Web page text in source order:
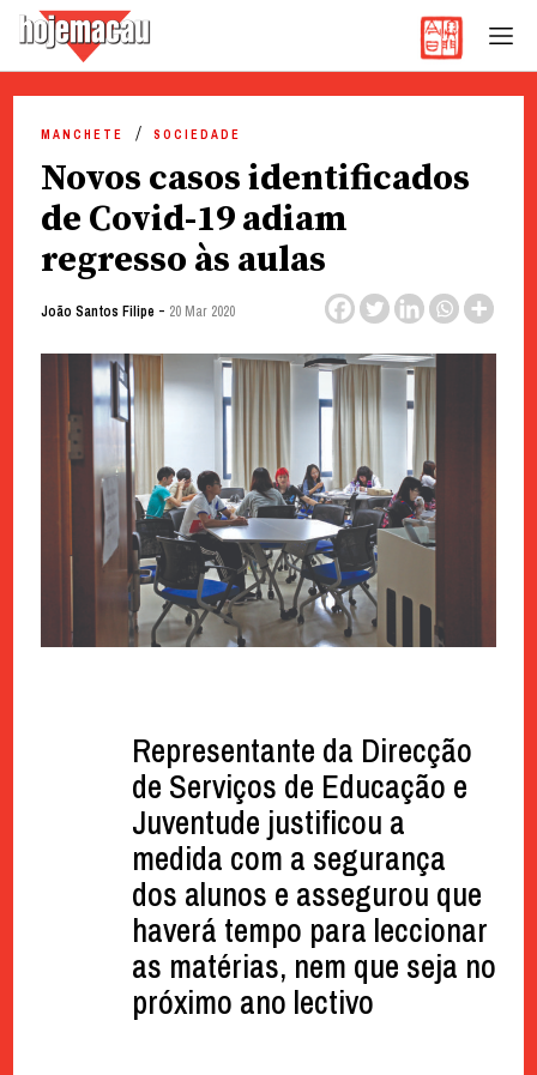
content
MANCHETE SOCIEDADE
Novos casos identificados
de Covid-19 adiam
regresso às aulas
João Santos Filipe - 20 Mar 2020
Representante da Direcção
de Serviços de Educação e
Juventude justificou a
medida com a segurança
dos alunos e assegurou que
haverá tempo para leccionar
as matérias, nem que seja no
próximo ano lectivo